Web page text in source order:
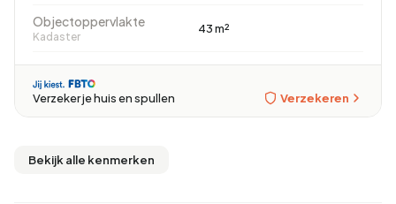
Objectoppervlakte
Kadaster
43 m²
Verzeker je huis en spullen Verzekeren
Bekijk alle kenmerken